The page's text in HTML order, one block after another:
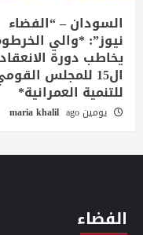
السودان – “الفضاء
نيوز”: *والي
يخاطب دورة الانعقاد
ال15 للمجلس
للتنمية العمرانية*
يومين ago maria khalil
الفضاء